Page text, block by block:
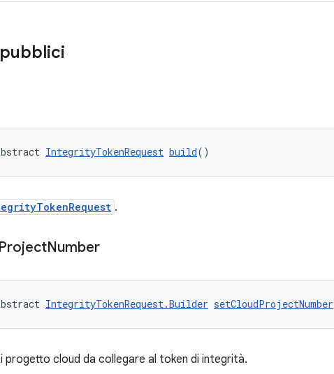
IntegrityTokenRequest build()
.
ProjectNumber
IntegrityTokenRequest.Builder setCloudProjectNumber
progetto cloud da collegare al token di integrità.